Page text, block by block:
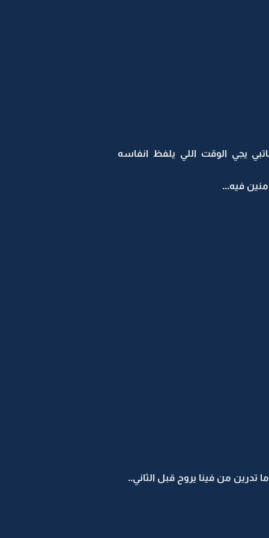
يجي الوقت اللي يلفظ انفاسه
فيه...
تدرين من فينا يروح قبل الثاني..